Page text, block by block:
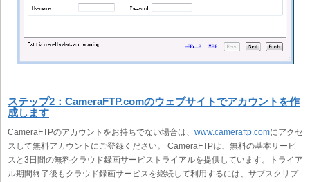
ステップ2：CameraFTP.comのウェブサイトでアカウントを作
成します
CameraFTPのアカウントをお持ちでない場合は、 www.cameraftp.comにアクセ
スして無料アカウントにご登録ください。 CameraFTPは、無料の基本サービ
スと3日間の無料クラウド録画サービストライアルを提供しています。トライア
ル期間終了後もクラウド録画サービスを継続して利用するには、サブスクリプ